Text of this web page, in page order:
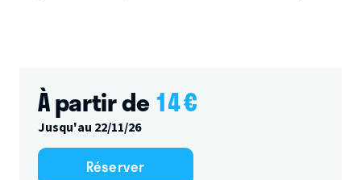
À partir de14€
Jusqu'au 22/11/26
Réserver